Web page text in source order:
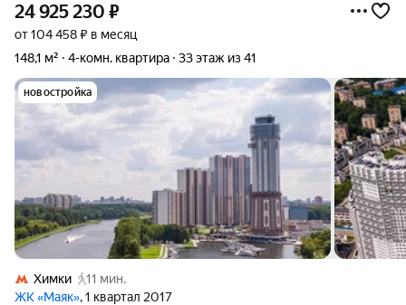
24 925 230 ₽
от 104 458 ₽ в месяц
148,1 м²
4-комн. квартира 33 этаж из 41
новостройка
Химки
11 мин.
ЖК «Маяк», 1 квартал 2017